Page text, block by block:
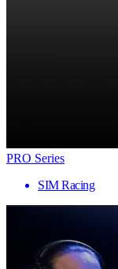
PRO Series
SIM Racing